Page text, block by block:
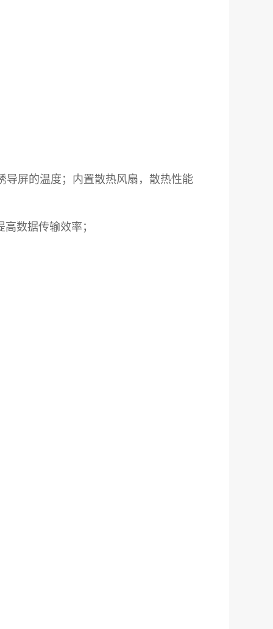
导屏的温度；内置散热风扇，散热性能
数据传输效率；